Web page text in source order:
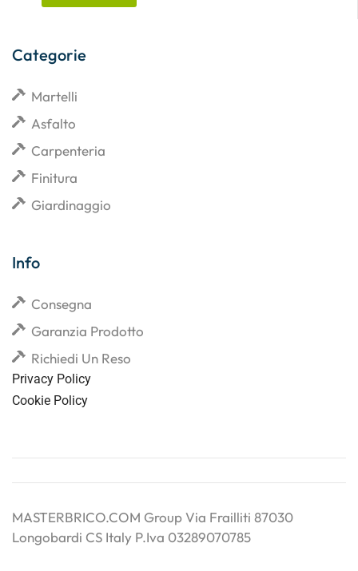
Categorie
Martelli
Asfalto
Carpenteria
Finitura
Giardinaggio
Info
Consegna
Garanzia Prodotto
Richiedi Un Reso
Privacy Policy
Cookie Policy
MASTERBRICO.COM Group Via Frailliti 87030
Longobardi CS Italy P.Iva 03289070785